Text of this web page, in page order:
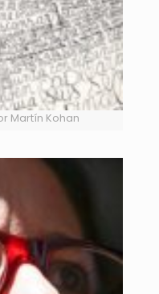
Martín Kohan